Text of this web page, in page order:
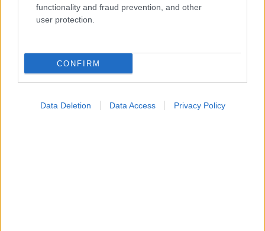
functionality and fraud prevention, and other
user protection.
CONFIRM
Data Deletion Data Access Privacy Policy
Ασκήσεις ενδυνάμωσης